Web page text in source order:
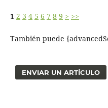
1 2 3 4 5 6 7 8 9 > >>
También puede
ENVIAR UN ARTÍCULO